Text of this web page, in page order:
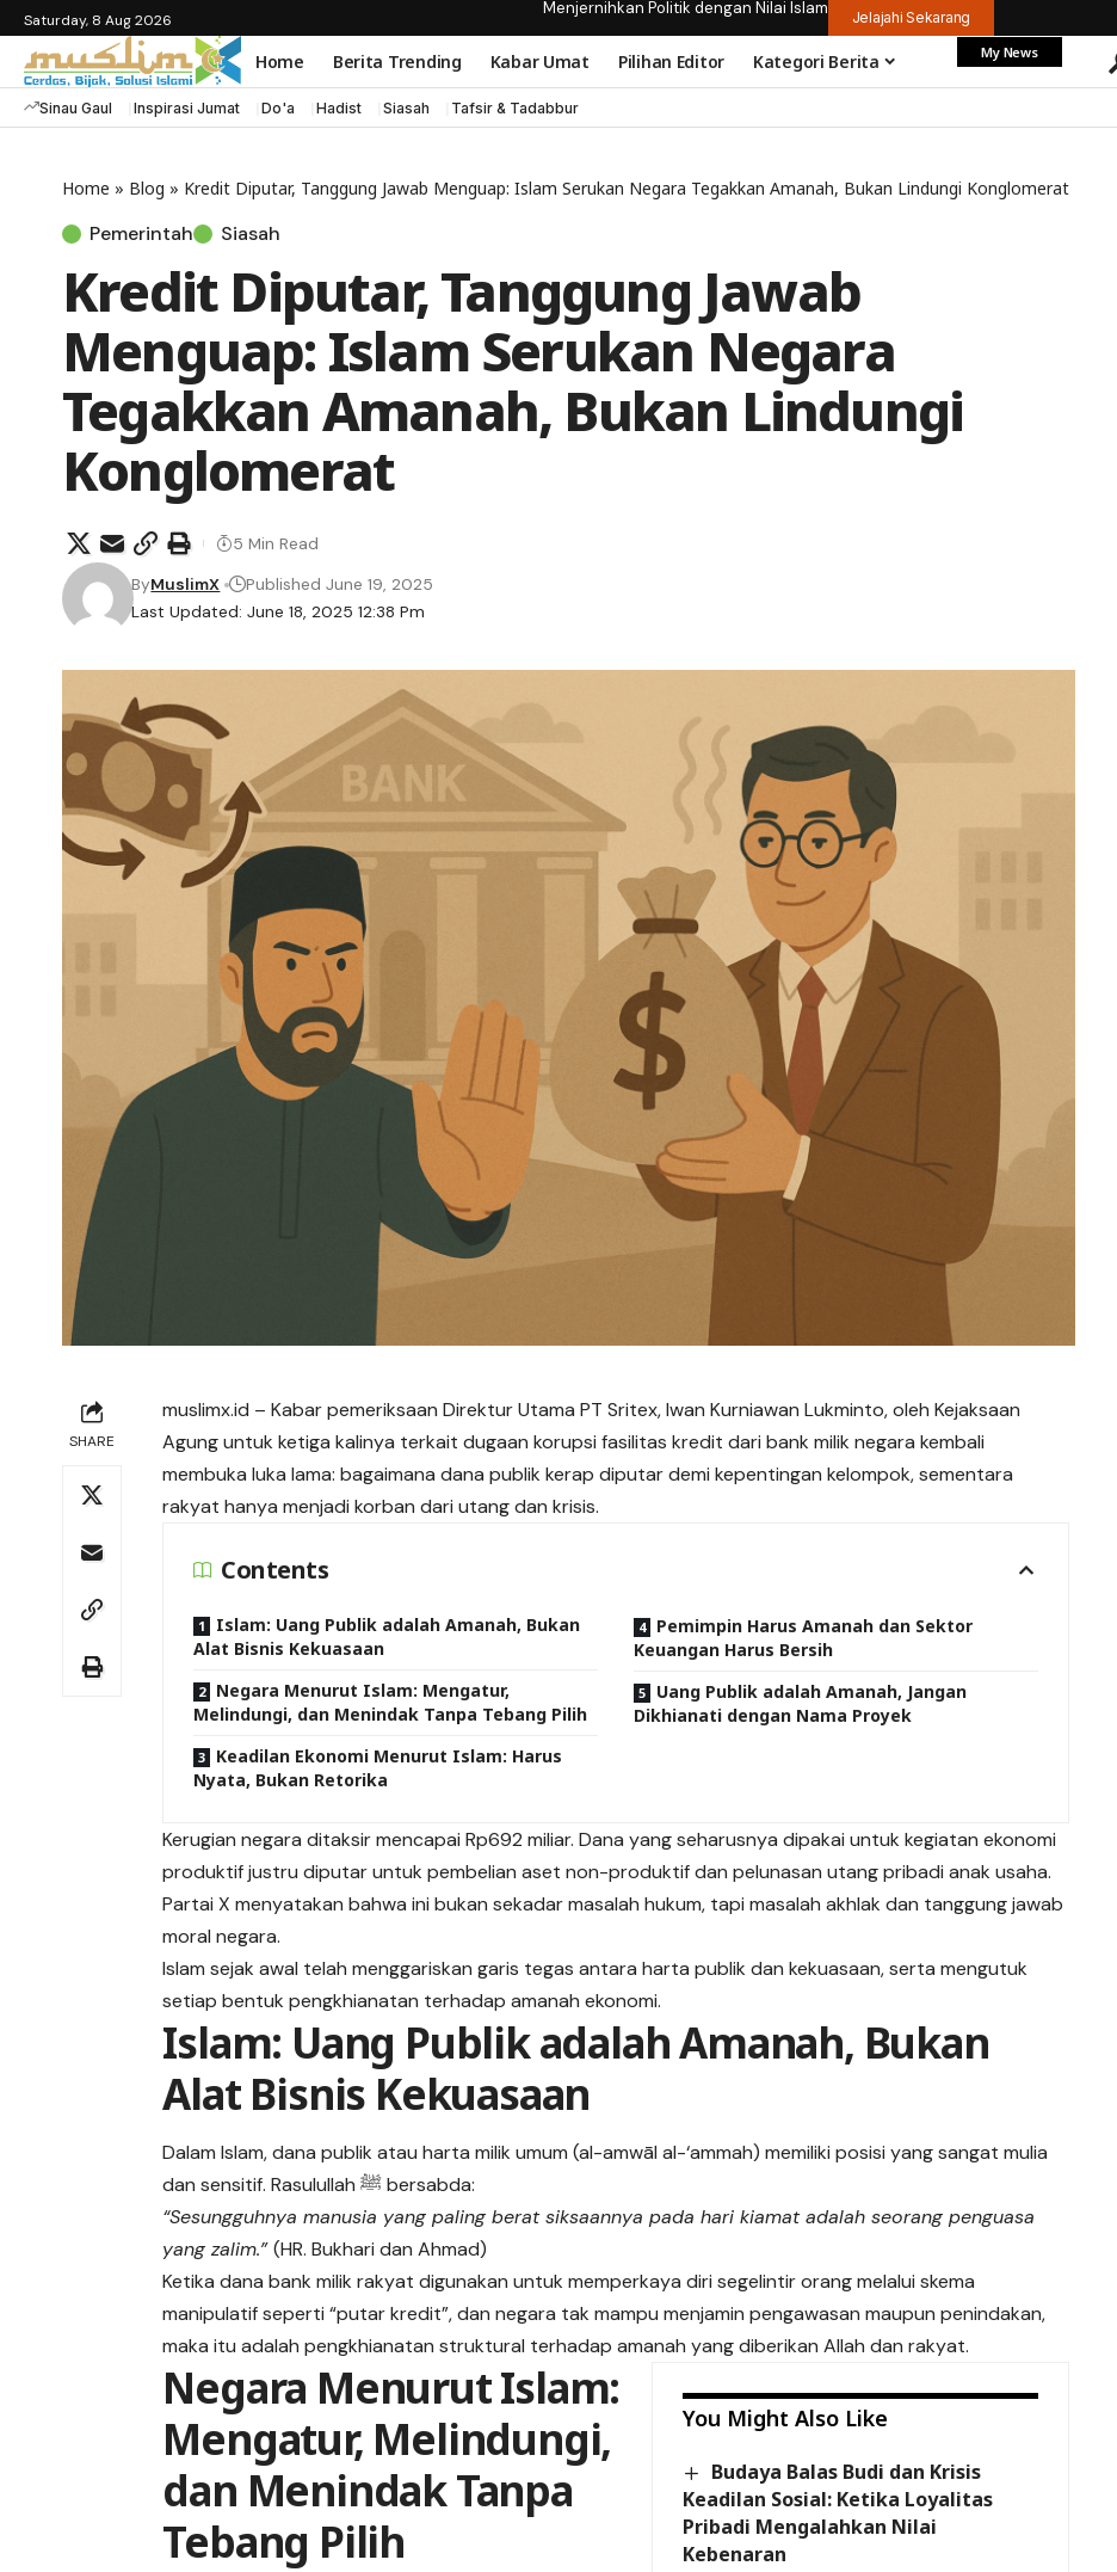
Saturday, 8 Aug 2026
Menjernihkan Politik dengan Nilai Islam Jelajahi Sekarang
Home Berita Trending Kabar Umat Pilihan Editor Kategori Berita My News
Sinau Gaul Inspirasi Jumat Do'a Hadist Siasah Tafsir & Tadabbur
Home » Blog » Kredit Diputar, Tanggung Jawab Menguap: Islam Serukan Negara Tegakkan Amanah, Bukan Lindungi Konglomerat
Pemerintah Siasah
Kredit Diputar, Tanggung Jawab
Menguap: Islam Serukan Negara
Tegakkan Amanah, Bukan Lindungi
Konglomerat
Last Updated: June 18, 2025 12:38 Pm
ByMuslimX Published June 19, 2025
5 Min Read
SHARE
muslimx.id – Kabar pemeriksaan Direktur Utama PT Sritex, Iwan Kurniawan Lukminto, oleh Kejaksaan
Agung untuk ketiga kalinya terkait dugaan korupsi fasilitas kredit dari bank milik negara kembali
membuka luka lama: bagaimana dana publik kerap diputar demi kepentingan kelompok, sementara
rakyat hanya menjadi korban dari utang dan krisis.
Contents
Islam: Uang Publik adalah Amanah, Bukan
Alat Bisnis Kekuasaan
Negara Menurut Islam: Mengatur,
Melindungi, dan Menindak Tanpa Tebang Pilih
Keadilan Ekonomi Menurut Islam: Harus
Nyata, Bukan Retorika
Pemimpin Harus Amanah dan Sektor
Keuangan Harus Bersih
Uang Publik adalah Amanah, Jangan
Dikhianati dengan Nama Proyek
Kerugian negara ditaksir mencapai Rp692 miliar. Dana yang seharusnya dipakai untuk kegiatan ekonomi
produktif justru diputar untuk pembelian aset non-produktif dan pelunasan utang pribadi anak usaha.
Partai X menyatakan bahwa ini bukan sekadar masalah hukum, tapi masalah akhlak dan tanggung jawab
moral negara.
Islam sejak awal telah menggariskan garis tegas antara harta publik dan kekuasaan, serta mengutuk
setiap bentuk pengkhianatan terhadap amanah ekonomi.
Islam: Uang Publik adalah Amanah, Bukan
Alat Bisnis Kekuasaan
Dalam Islam, dana publik atau harta milik umum (al-amwāl al-‘ammah) memiliki posisi yang sangat mulia
dan sensitif. Rasulullah ﷺ bersabda:
“Sesungguhnya manusia yang paling berat siksaannya pada hari kiamat adalah seorang penguasa
yang zalim.”(HR. Bukhari dan Ahmad)
Ketika dana bank milik rakyat digunakan untuk memperkaya diri segelintir orang melalui skema
manipulatif seperti “putar kredit”, dan negara tak mampu menjamin pengawasan maupun penindakan,
maka itu adalah pengkhianatan struktural terhadap amanah yang diberikan Allah dan rakyat.
You Might Also Like
Budaya Balas Budi dan Krisis
Keadilan Sosial: Ketika Loyalitas
Pribadi Mengalahkan Nilai
Kebenaran
Negara Menurut Islam:
Mengatur, Melindungi,
dan Menindak Tanpa
Tebang Pilih